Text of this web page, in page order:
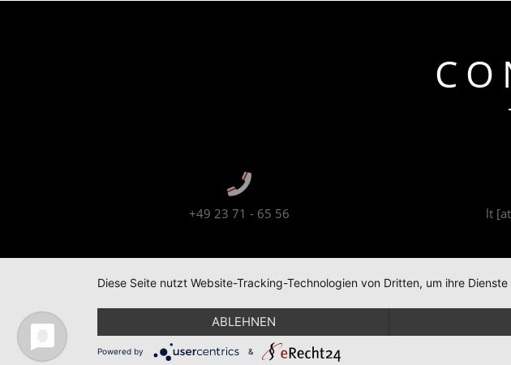
+49 23 71 - 65 56 lt
© 2026 | TÖLLE STUDIOS GMBH DATENSCHUTZ IMPRESSUM
Diese Seite nutzt Website-Tracking-Technologien von Dritten, um ihre
ABLEHNEN
Powered by &